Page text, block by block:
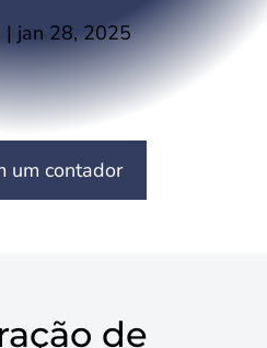
| jan 28, 2025
um contador
de